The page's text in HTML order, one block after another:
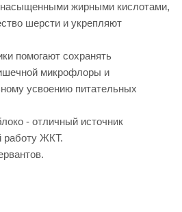
жирными кислотами,
шерсти и укрепляют
помогают сохранять
микрофлоры и
усвоению питательных
- отличный источник
работу ЖКТ.